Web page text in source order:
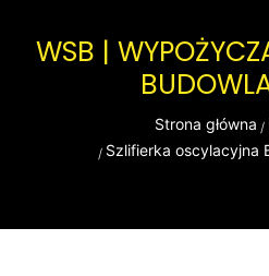
WSB |
Strona główna
Szlifierka oscylacyjna